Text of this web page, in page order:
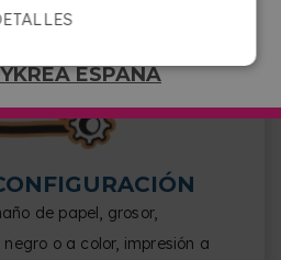
ESPAÑA
de papel, grosor,
o a color, impresión a